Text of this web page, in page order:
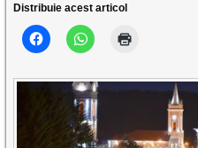
Distribuie acest articol